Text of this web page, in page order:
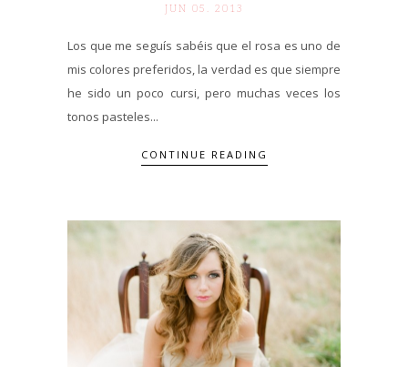
JUN 05. 2013
Los que me seguís sabéis que el rosa es uno de
mis colores preferidos, la verdad es que siempre
he sido un poco cursi, pero muchas veces los
tonos pasteles...
CONTINUE READING